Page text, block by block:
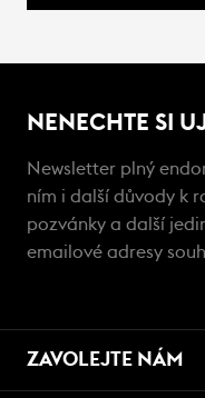
NENECHTE SI
Newsletter plný
ním i další důvody k
pozvánky a další
emailové adresy
ZAVOLEJTE NÁM